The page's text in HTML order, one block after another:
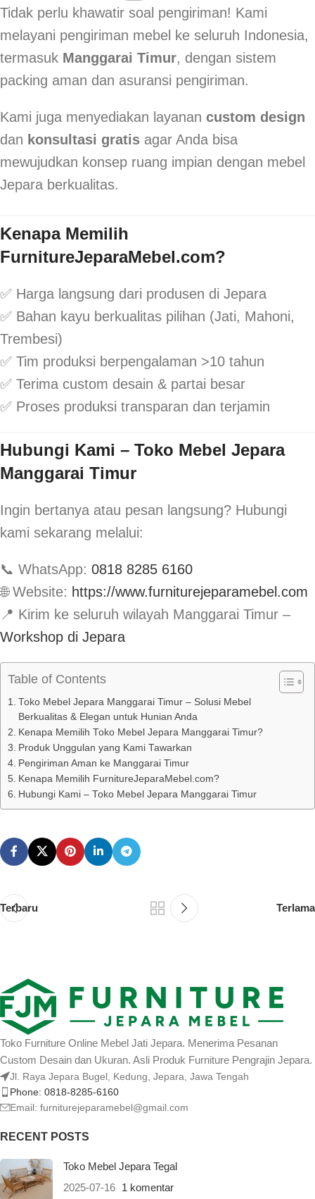
Tidak perlu khawatir soal pengiriman! Kami
melayani pengiriman mebel ke seluruh Indonesia,
termasuk Manggarai Timur, dengan sistem
packing aman dan asuransi pengiriman.
Kami juga menyediakan layanan custom design
dan konsultasi gratis agar Anda bisa
mewujudkan konsep ruang impian dengan mebel
Jepara berkualitas.
Kenapa Memilih
FurnitureJeparaMebel.com?
✅ Harga langsung dari produsen di Jepara
✅ Bahan kayu berkualitas pilihan (Jati, Mahoni,
Trembesi)
✅ Tim produksi berpengalaman >10 tahun
✅ Terima custom desain & partai besar
✅ Proses produksi transparan dan terjamin
Hubungi Kami – Toko Mebel Jepara
Manggarai Timur
Ingin bertanya atau pesan langsung? Hubungi
kami sekarang melalui:
📞 WhatsApp: 0818 8285 6160
🌐 Website: https://www.furniturejeparamebel.com
📍 Kirim ke seluruh wilayah Manggarai Timur –
Workshop di Jepara
Table of Contents
Toko Mebel Jepara Manggarai Timur – Solusi Mebel
Berkualitas & Elegan untuk Hunian Anda
Kenapa Memilih Toko Mebel Jepara Manggarai Timur?
Produk Unggulan yang Kami Tawarkan
Pengiriman Aman ke Manggarai Timur
Kenapa Memilih FurnitureJeparaMebel.com?
Hubungi Kami – Toko Mebel Jepara Manggarai Timur
Terbaru Terlama
Toko Furniture Online Mebel Jati Jepara. Menerima Pesanan
Custom Desain dan Ukuran. Asli Produk Furniture Pengrajin Jepara.
Jl. Raya Jepara Bugel, Kedung, Jepara, Jawa Tengah
Phone: 0818-8285-6160
Email: furniturejeparamebel@gmail.com
RECENT POSTS
Toko Mebel Jepara Tegal
2025-07-16 1 komentar